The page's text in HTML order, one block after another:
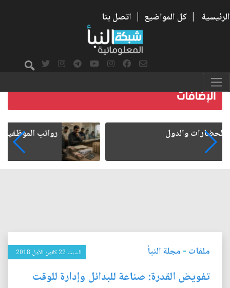
الرئيسية | كل المواضيع | اتصل بنا
رواتب الموظفين على صفيح ساخن
ملفات - مجلة النبأ السبت 22 كانون الأول 2018
تفويض القدرة: صناعة للبدائل وإدارة للوقت